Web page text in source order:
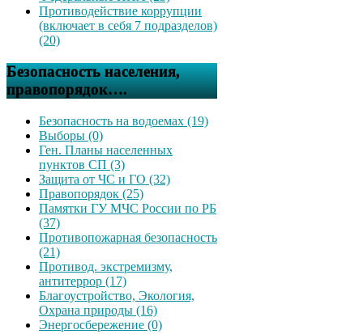
Противодействие коррупции
(включает в себя 7 подразделов)
(20)
Безопасность населения,
правопорядок….
Безопасность на водоемах (19)
Выборы (0)
Ген. Планы населенных
пунктов СП (3)
Защита от ЧС и ГО (32)
Правопорядок (25)
Памятки ГУ МЧС России по РБ
(37)
Противопожарная безопасность
(21)
Противод. экстремизму,
антитеррор (17)
Благоустройство, Экология,
Охрана природы (16)
Энергосбережение (0)